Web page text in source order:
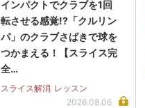
インパクトでクラブを1回
転させる感覚!?「クルリン
パ」のクラブさばきで球を
つかまえる！【スライス完
全…
スライス解消 レッスン
2026.08.06